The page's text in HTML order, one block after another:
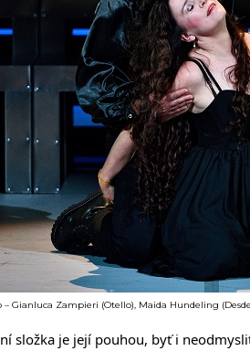
– Gianluca Zampieri (Otello), Maida Hundeling
složka je její pouhou, byť i